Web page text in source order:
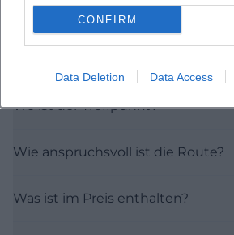
CONFIRM
Data Deletion Data Access
Wo ist der Treffpunkt?
Wie anspruchsvoll ist die Route?
Was ist im Preis enthalten?